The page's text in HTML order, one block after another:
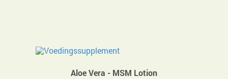
Aloe Vera - MSM Lotion